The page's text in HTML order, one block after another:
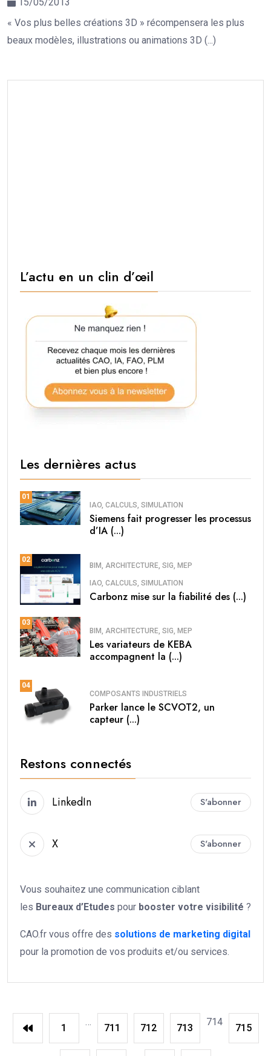
« Vos plus belles créations 3D » récompensera les plus
beaux modèles, illustrations ou animations 3D (...)
L’actu en un clin d’œil
Les dernières actus
01
IAO, CALCULS, SIMULATION
Siemens fait progresser les processus
d’IA (...)
02
BIM, ARCHITECTURE, SIG, MEP
IAO, CALCULS, SIMULATION
Carbonz mise sur la fiabilité des (...)
03
BIM, ARCHITECTURE, SIG, MEP
Les variateurs de KEBA
accompagnent la (...)
04
COMPOSANTS INDUSTRIELS
Parker lance le SCVOT2, un
capteur (...)
Restons connectés
LinkedIn S'abonner
X S'abonner
Vous souhaitez une communication ciblant
les Bureaux d’Etudes pour booster votre visibilité ?
CAO.fr vous offre des solutions de marketing digital
pour la promotion de vos produits et/ou services.
1 711 712 713
714
715